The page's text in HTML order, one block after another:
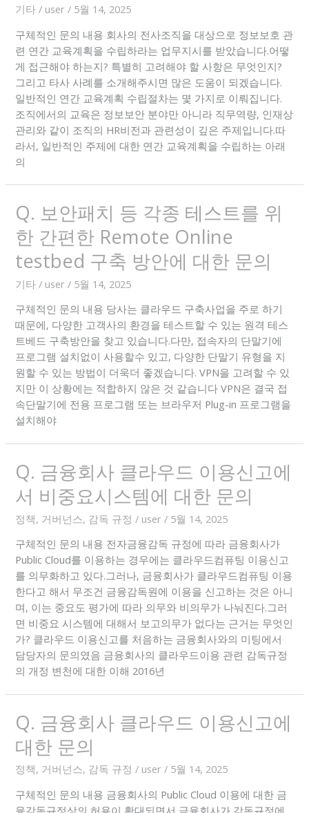
기타 / user/ 5월 14, 2025
구체적인 문의 내용 회사의 전사조직을 대상으로 정보보호 관
련 연간 교육계획을 수립하라는 업무지시를 받았습니다.어떻
게 접근해야 하는지? 특별히 고려해야 할 사항은 무엇인지?
그리고 타사 사례를 소개해주시면 많은 도움이 되겠습니다.
일반적인 연간 교육계획 수립절차는 몇 가지로 이뤄집니다.
조직에서의 교육은 정보보안 분야만 아니라 직무역량, 인재상
관리와 같이 조직의 HR비전과 관련성이 깊은 주제입니다.따
라서, 일반적인 주제에 대한 연간 교육계획을 수립하는 아래
의
Q. 보안패치 등 각종 테스트를 위
한 간편한 Remote Online
testbed 구축 방안에 대한 문의
기타 / user/ 5월 14, 2025
구체적인 문의 내용 당사는 클라우드 구축사업을 주로 하기
때문에, 다양한 고객사의 환경을 테스트할 수 있는 원격 테스
트베드 구축방안을 찾고 있습니다.다만, 접속자의 단말기에
프로그램 설치없이 사용할수 있고, 다양한 단말기 유형을 지
원할 수 있는 방법이 더욱더 좋겠습니다. VPN을 고려할 수 있
지만 이 상황에는 적합하지 않은 것 같습니다 VPN은 결국 접
속단말기에 전용 프로그램 또는 브라우저 Plug-in 프로그램을
설치해야
Q. 금융회사 클라우드 이용신고에
서 비중요시스템에 대한 문의
정책, 거버넌스, 감독 규정 / user/ 5월 14, 2025
구체적인 문의 내용 전자금융감독 규정에 따라 금융회사가
Public Cloud를 이용하는 경우에는 클라우드컴퓨팅 이용신고
를 의무화하고 있다.그러나, 금융회사가 클라우드컴퓨팅 이용
한다고 해서 무조건 금융감독원에 이용을 신고하는 것은 아니
며, 이는 중요도 평가에 따라 의무와 비의무가 나눠진다.그러
면 비중요 시스템에 대해서 보고의무가 없다는 근거는 무엇인
가? 클라우드 이용신고를 처음하는 금융회사와의 미팅에서
담당자의 문의였음 금융회사의 클라우드이용 관련 감독규정
의 개정 변천에 대한 이해 2016년
Q. 금융회사 클라우드 이용신고에
대한 문의
정책, 거버넌스, 감독 규정 / user/ 5월 14, 2025
구체적인 문의 내용 금융회사의 Public Cloud 이용에 대한 금
융감독규정상의 허용이 확대되면서 금융회사가 감독규정에